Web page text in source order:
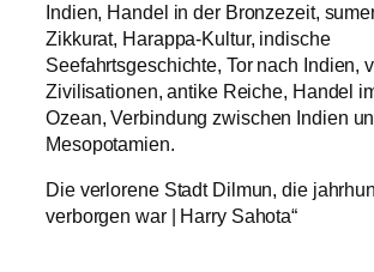
Indien, Handel in der Bronzezeit,
Zikkurat, Harappa-Kultur, indische
Seefahrtsgeschichte, Tor nach Indien,
Zivilisationen, antike Reiche, Handel
Ozean, Verbindung zwischen Indien
Mesopotamien.
Die verlorene Stadt Dilmun, die
verborgen war | Harry Sahota“